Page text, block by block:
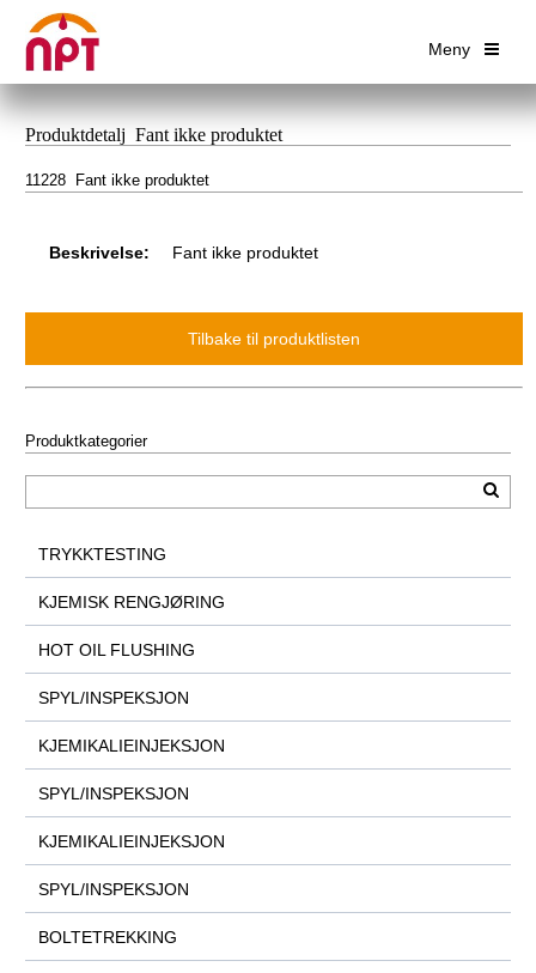
Meny
Produktdetalj Fant ikke produktet
11228 Fant ikke produktet
Beskrivelse: Fant ikke produktet
Produktkategorier
TRYKKTESTING
KJEMISK RENGJØRING
HOT OIL FLUSHING
SPYL/INSPEKSJON
KJEMIKALIEINJEKSJON
SPYL/INSPEKSJON
KJEMIKALIEINJEKSJON
SPYL/INSPEKSJON
BOLTETREKKING